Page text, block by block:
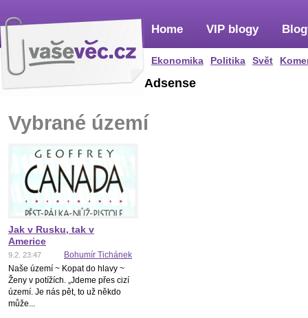
Home
Ekonomika Politika Svět
VIP blogy
Adsense
Vybrané území
Jak v Rusku, tak v
Americe
9.2. 23:47
Bohumír Tichánek
Naše území ~ Kopat do hlavy ~
Ženy v potížích. „Jdeme přes cizí
území. Je nás pět, to už někdo
může...